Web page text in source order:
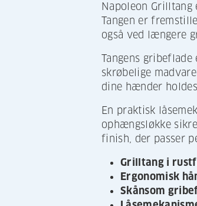
Napoleon
Tangen er
også ved længere
Tangens
skrøbelige
dine hænder
En praktisk
ophængsløkke
finish, der passer
Grilltang i
Ergonomisk
Skånsom